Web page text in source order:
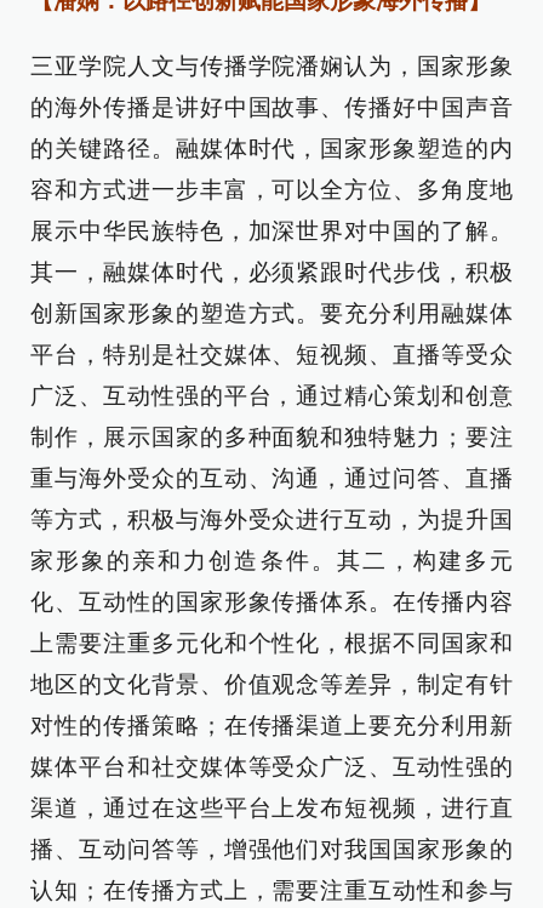
三亚学院人文与传播学院潘娴认为，国家形象
的海外传播是讲好中国故事、传播好中国声音
的关键路径。融媒体时代，国家形象塑造的内
容和方式进一步丰富，可以全方位、多角度地
展示中华民族特色，加深世界对中国的了解。
其一，融媒体时代，必须紧跟时代步伐，积极
创新国家形象的塑造方式。要充分利用融媒体
平台，特别是社交媒体、短视频、直播等受众
广泛、互动性强的平台，通过精心策划和创意
制作，展示国家的多种面貌和独特魅力；要注
重与海外受众的互动、沟通，通过问答、直播
等方式，积极与海外受众进行互动，为提升国
家形象的亲和力创造条件。其二，构建多元
化、互动性的国家形象传播体系。在传播内容
上需要注重多元化和个性化，根据不同国家和
地区的文化背景、价值观念等差异，制定有针
对性的传播策略；在传播渠道上要充分利用新
媒体平台和社交媒体等受众广泛、互动性强的
渠道，通过在这些平台上发布短视频，进行直
播、互动问答等，增强他们对我国国家形象的
认知；在传播方式上，需要注重互动性和参与